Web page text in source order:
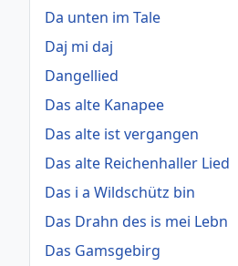
Da unten im Tale
Daj mi daj
Dangellied
Das alte Kanapee
Das alte ist vergangen
Das alte Reichenhaller Lied
Das i a Wildschütz bin
Das Drahn des is mei Lebn
Das Gamsgebirg